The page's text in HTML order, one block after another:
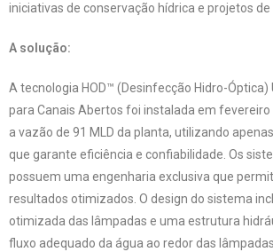
iniciativas de conservação hídrica e projetos
A solução:
A tecnologia HOD™ (Desinfecção Hidro-Óptica)
para Canais Abertos foi instalada em
a vazão de 91 MLD da planta, utilizando
que garante eficiência e confiabilidade. Os
possuem uma engenharia exclusiva que
resultados otimizados. O design do sistema
otimizada das lâmpadas e uma estrutura
fluxo adequado da água ao redor das